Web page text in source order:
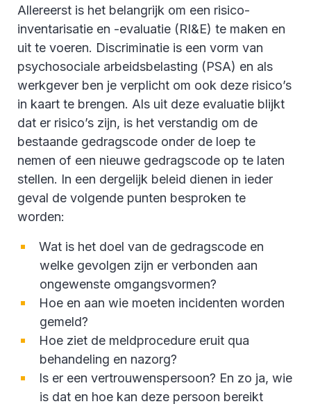
Allereerst is het belangrijk om een risico-
inventarisatie en -evaluatie (RI&E) te maken en
uit te voeren. Discriminatie is een vorm van
psychosociale arbeidsbelasting (PSA) en als
werkgever ben je verplicht om ook deze risico’s
in kaart te brengen. Als uit deze evaluatie blijkt
dat er risico’s zijn, is het verstandig om de
bestaande gedragscode onder de loep te
nemen of een nieuwe gedragscode op te laten
stellen. In een dergelijk beleid dienen in ieder
geval de volgende punten besproken te
worden:
Wat is het doel van de gedragscode en
welke gevolgen zijn er verbonden aan
ongewenste omgangsvormen?
Hoe en aan wie moeten incidenten worden
gemeld?
Hoe ziet de meldprocedure eruit qua
behandeling en nazorg?
Is er een vertrouwenspersoon? En zo ja, wie
is dat en hoe kan deze persoon bereikt